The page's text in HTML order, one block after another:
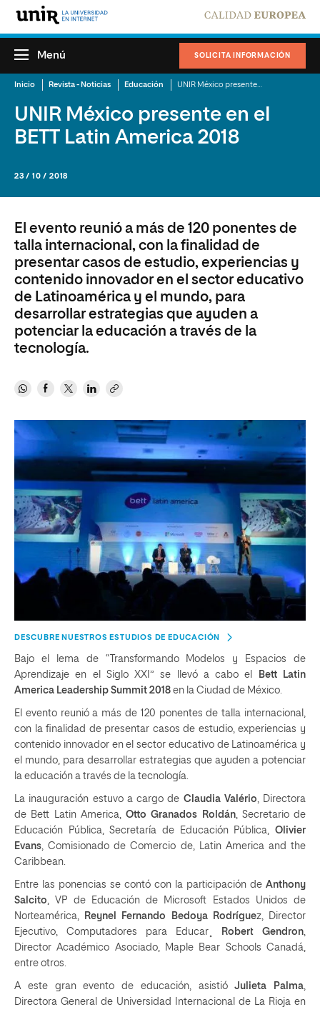
SOLICITA INFORMACIÓN
Menú
Inicio Revista - Noticias Educación
UNIR México presente en el
BETT Latin America 2018
23 / 10 / 2018
El evento reunió a más de 120 ponentes de
talla internacional, con la finalidad de
presentar casos de estudio, experiencias y
contenido innovador en el sector educativo
de Latinoamérica y el mundo, para
desarrollar estrategias que ayuden a
potenciar la educación a través de la
tecnología.
DESCUBRE NUESTROS ESTUDIOS DE EDUCACIÓN
Bajo el lema de “Transformando Modelos y Espacios de
Aprendizaje en el Siglo XXI” se llevó a cabo el
Bett Latin
America Leadership Summit 2018 en la Ciudad de México.
El evento reunió a más de 120 ponentes de talla internacional,
con la finalidad de presentar casos de estudio, experiencias y
contenido innovador en el sector educativo de Latinoamérica y
el mundo, para desarrollar estrategias que ayuden a potenciar
la educación a través de la tecnología.
La inauguración estuvo a cargo de Claudia Valério, Directora
de Bett Latin America, Otto Granados Roldán, Secretario de
Educación Pública, Secretaría de Educación Pública, Olivier
Evans, Comisionado de Comercio de, Latin America and the
Caribbean.
Entre las ponencias se contó con la participación de Anthony
Salcito, VP de Educación de Microsoft Estados Unidos de
Norteamérica,
Reynel Fernando Bedoya Rodríguez, Director
Ejecutivo, Computadores para Educar¸
Robert Gendron,
Director Académico Asociado, Maple Bear Schools Canadá,
entre otros.
A este gran evento de educación, asistióJulieta Palma,
Directora General de Universidad Internacional de La Rioja en